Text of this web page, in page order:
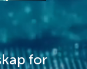
for